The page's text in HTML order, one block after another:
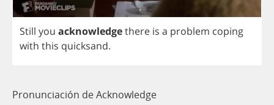
Still you acknowledgethere is a problem coping
with this quicksand.
Pronunciación de Acknowledge